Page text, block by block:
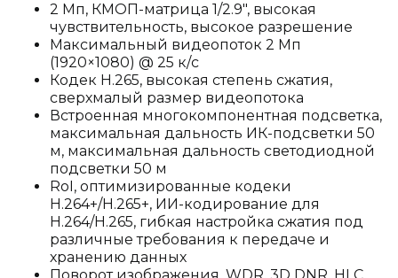
2 Мп, КМОП-матрица 1/2.9", высокая
чувствительность, высокое разрешение
Максимальный видеопоток 2 Мп
(1920×1080) @ 25 к/с
Кодек H.265, высокая степень сжатия,
сверхмалый размер видеопотока
Встроенная многокомпонентная подсветка,
максимальная дальность ИК-подсветки 50
м, максимальная дальность светодиодной
подсветки 50 м
RoI, оптимизированные кодеки
H.264+/H.265+, ИИ-кодирование для
H.264/H.265, гибкая настройка сжатия под
различные требования к передаче и
хранению данных